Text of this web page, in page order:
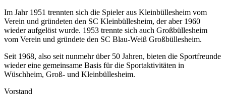
Im Jahr 1951 trennten sich die Spieler aus Kleinbüllesheim vom
Verein und gründeten den SC Kleinbüllesheim, der aber 1960
wieder aufgelöst wurde. 1953 trennte sich auch Großbüllesheim
vom Verein und gründete den SC Blau-Weiß Großbüllesheim.
Seit 1968, also seit nunmehr über 50 Jahren, bieten die Sportfreunde
wieder eine gemeinsame Basis für die Sportaktivitäten in
Wüschheim, Groß- und Kleinbüllesheim.
Vorstand